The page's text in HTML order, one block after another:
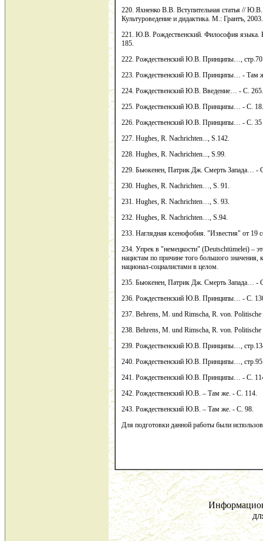
220. Яхненко В.В. Вступительная статья //
Культуроведение и дидактика. М.: Грантъ,
221. Ю.В. Рождественский. Философия языка.
185.
222. Рождественский Ю.В. Принципы…,
223. Рождественский Ю.В. Принципы… - Там
224. Рождественский Ю.В. Введение… - С. 265.
225. Рождественский Ю.В. Принципы… - С. 18.
226. Рождественский Ю.В. Принципы… - С. 35
227. Hughes, R. Nachrichten..., S.142.
228. Hughes, R. Nachrichten..., S.99.
229. Бьюкенен, Патрик Дж. Смерть Запада… -
230. Hughes, R. Nachrichten…, S. 91.
231. Hughes, R. Nachrichten…, S. 93.
232. Hughes, R. Nachrichten…, S.94.
233. Наглядная ксенофобия. "Известия" от 19
234. Упрек в "немецкости" (Deutschtümelei) –
нацистам по причине того большого значения,
национал-социалистами в целом.
235. Бьюкенен, Патрик Дж. Смерть Запада… -
236. Рождественский Ю.В. Принципы… - С.
237. Behrens, M. und Rimscha, R. von.
238. Behrens, M. und Rimscha, R. von.
239. Рождественский Ю.В. Принципы…,
240. Рождественский Ю.В. Принципы…,
241. Рождественский Ю.В. Принципы… - С.
242. Рождественский Ю.В. – Там же. - С. 114.
243. Рождественский Ю.В. – Там же. - С. 98.
Для подготовки данной работы были